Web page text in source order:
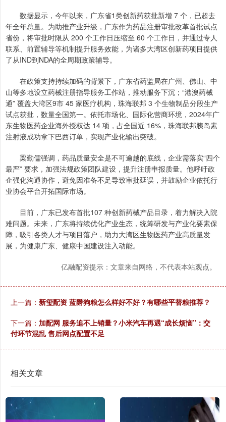
数据显示，今年以来，广东省1类创新药获批新增 7 个，已超去
年全年总量。为助推产业升级，广东作为药品注册审批改革首批试点
省份，将审批时限从 200 个工作日压缩至 60 个工作日，并通过专人
联系、前置辅导等机制提升服务效能，为诸多大湾区创新药项目提供
了从IND到NDA的全周期政策辅导。
在政策支持持续加码的背景下，广东省药监局在广州、佛山、中
山等多地设立药械注册指导服务工作站，推动服务下沉；“港澳药械
通” 覆盖大湾区9市 45 家医疗机构，珠海联邦 3 个生物制品分段生产
试点获批，数量全国第一。依托市场化、国际化营商环境，2024年广
东生物医药企业海外授权达 14 项，占全国近 16%，珠海联邦胰岛素
注射液成功拿下巴西订单，实现产业化输出突破。
梁勤儒强调，药品质量安全是不可逾越的底线，企业需落实“四个
最严” 要求，加强法规政策团队建设，提升注册申报质量。他呼吁政
企强化沟通协作，避免因准备不足导致审批延误，并鼓励企业依托行
业协会平台开拓国际市场。
目前，广东已发布首批107 种创新药械产品目录，着力解决入院
难问题。未来，广东将持续优化产业生态，统筹研发与产业化要素保
障，吸引各类人才与项目落户，助力大湾区生物医药产业高质量发
展，为健康广东、健康中国建设注入动能。
亿融配资提示：文章来自网络，不代表本站观点。
上一篇： 新玺配资 蓝爵狗粮怎么样好不好？有哪些平替粮推荐？
下一篇： 加配网 服务追不上销量？小米汽车再遇“成长烦恼”：交
付环节混乱 售后网点配置不足
相关文章